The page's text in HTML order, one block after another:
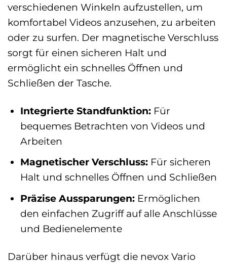
verschiedenen Winkeln aufzustellen, um
komfortabel Videos anzusehen, zu arbeiten
oder zu surfen. Der magnetische Verschluss
sorgt für einen sicheren Halt und
ermöglicht ein schnelles Öffnen und
Schließen der Tasche.
Integrierte Standfunktion: Für
bequemes Betrachten von Videos und
Arbeiten
Magnetischer Verschluss: Für sicheren
Halt und schnelles Öffnen und Schließen
Präzise Aussparungen: Ermöglichen
den einfachen Zugriff auf alle Anschlüsse
und Bedienelemente
Darüber hinaus verfügt die nevox Vario